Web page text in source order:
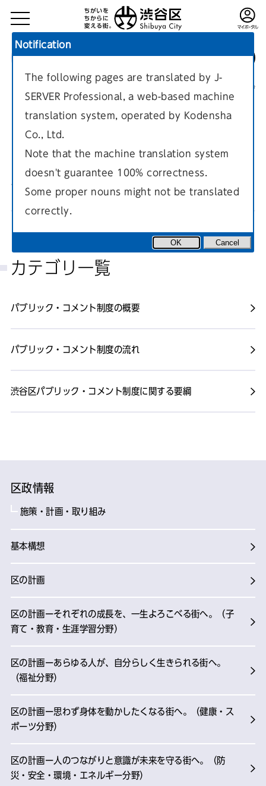
現在のページ
パブリックコメント
カテゴリ一覧
パブリック・コメント制度の概要
パブリック・コメント制度の流れ
渋谷区パブリック・コメント制度に関する要綱
区政情報
施策・計画・取り組み
基本構想
区の計画
区の計画ーそれぞれの成長を、一生よろこべる街へ。（子
育て・教育・生涯学習分野）
区の計画ーあらゆる人が、自分らしく生きられる街へ。
（福祉分野）
区の計画ー思わず身体を動かしたくなる街へ。（健康・ス
ポーツ分野）
区の計画ー人のつながりと意識が未来を守る街へ。（防
災・安全・環境・エネルギー分野）
Notification
The following pages are translated by J-
SERVER Professional, a web-based machine
translation system, operated by Kodensha
Co., Ltd.
Note that the machine translation system
doesn't guarantee 100% correctness.
Some proper nouns might not be translated
correctly.
OK Cancel